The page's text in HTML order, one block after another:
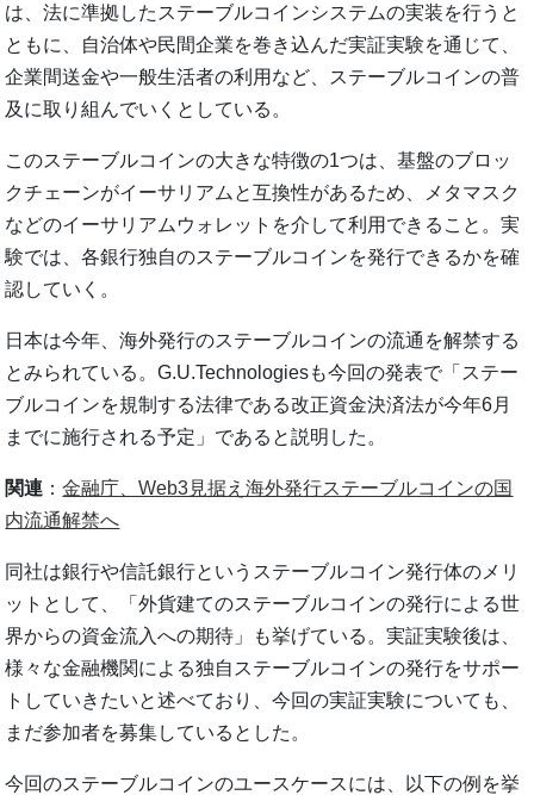
は、法に準拠したステーブルコインシステムの実装を行うと
ともに、自治体や民間企業を巻き込んだ実証実験を通じて、
企業間送金や一般生活者の利用など、ステーブルコインの普
及に取り組んでいくとしている。
このステーブルコインの大きな特徴の1つは、基盤のブロッ
クチェーンがイーサリアムと互換性があるため、メタマスク
などのイーサリアムウォレットを介して利用できること。実
験では、各銀行独自のステーブルコインを発行できるかを確
認していく。
日本は今年、海外発行のステーブルコインの流通を解禁する
とみられている。G.U.Technologiesも今回の発表で「ステー
ブルコインを規制する法律である改正資金決済法が今年6月
までに施行される予定」であると説明した。
関連 ：金融庁、Web3見据え海外発行ステーブルコインの国
内流通解禁へ
同社は銀行や信託銀行というステーブルコイン発行体のメリ
ットとして、「外貨建てのステーブルコインの発行による世
界からの資金流入への期待」も挙げている。実証実験後は、
様々な金融機関による独自ステーブルコインの発行をサポー
トしていきたいと述べており、今回の実証実験についても、
まだ参加者を募集しているとした。
今回のステーブルコインのユースケースには、以下の例を挙